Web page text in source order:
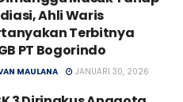
Ahli Waris
Terbitnya
PT Bogorindo
MAULANA JANUARI 30, 2026